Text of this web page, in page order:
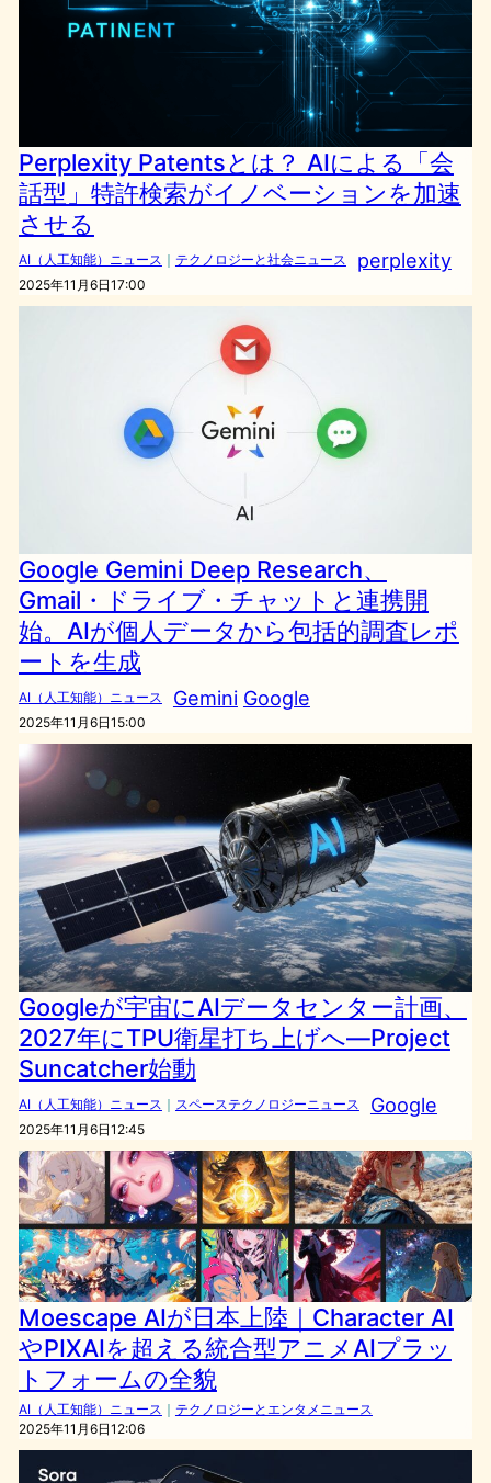
Perplexity Patentsとは？ AIによる「会
話型」特許検索がイノベーションを加速
させる
AI（人工知能）ニュース ｜ テクノロジーと社会ニュース perplexity
2025年11月6日17:00
Google Gemini Deep Research、
Gmail・ドライブ・チャットと連携開
始。AIが個人データから包括的調査レポ
ートを生成
AI（人工知能）ニュース Gemini Google
2025年11月6日15:00
Googleが宇宙にAIデータセンター計画、
2027年にTPU衛星打ち上げへ―Project
Suncatcher始動
AI（人工知能）ニュース ｜ スペーステクノロジーニュース Google
2025年11月6日12:45
Moescape AIが日本上陸｜Character AI
やPIXAIを超える統合型アニメAIプラッ
トフォームの全貌
AI（人工知能）ニュース ｜ テクノロジーとエンタメニュース
2025年11月6日12:06